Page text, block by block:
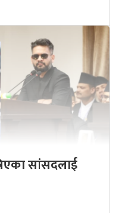
सांसदलाई